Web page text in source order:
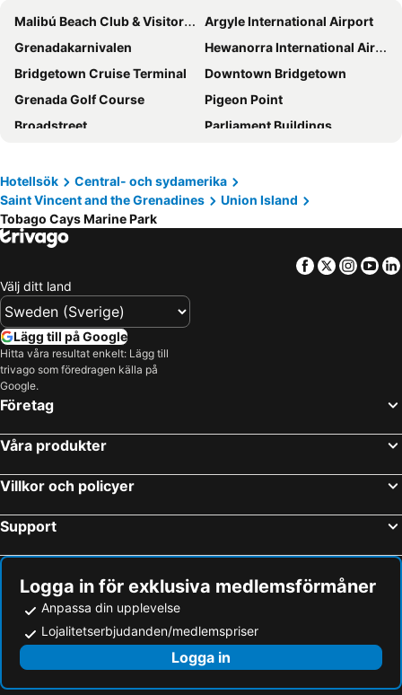
Malibú Beach Club & Visitors Center
Argyle International Airport
Grenadakarnivalen
Hewanorra International Airport
Bridgetown Cruise Terminal
Downtown Bridgetown
Grenada Golf Course
Pigeon Point
Broadstreet
Parliament Buildings
Swan Street
The Cathedral Church of Saint Michaels and All Angels
Harrison's Cave
Wildlife Reserve
Canouan Airport
Lauriston Airport
Princess Margaret Beach
Dougladston Estate & Barracks
Carenage
Saint Georges Anglican Church
The Grenada Yacht Club
Anse Chastanet
Pointe Seraphine Cruise Ship Harbour
Hotellsök
Central- och sydamerika
Saint Vincent and the Grenadines
Union Island
Tobago Cays Marine Park
Facebook
Twitter
Välj ditt land
Lägg till på Google
Hitta våra resultat enkelt: Lägg till
trivago som föredragen källa på
Google.
Företag
Våra produkter
Villkor och policyer
Support
Logga in för exklusiva medlemsförmåner
Anpassa din upplevelse
Lojalitetserbjudanden/medlemspriser
Logga in